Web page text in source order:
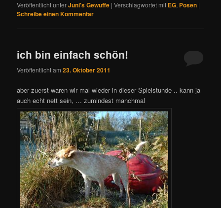
Veröffentlicht unterJuni's Gewuffe |Verschlagwortet mit EG, Posen |
Schreibe einen Kommentar
ich bin einfach schön!
Veröffentlicht am23. Oktober 2011
aber zuerst waren wir mal wieder in dieser Spielstunde .. kann ja
auch echt nett sein, … zumindest manchmal